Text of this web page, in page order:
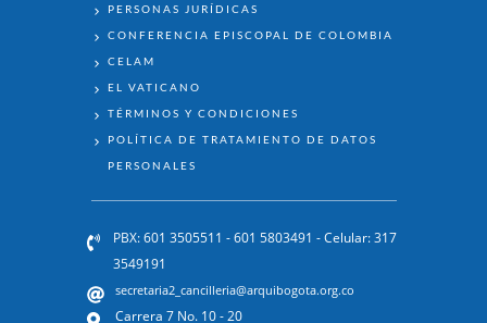
PERSONAS JURÍDICAS
CONFERENCIA EPISCOPAL DE COLOMBIA
CELAM
EL VATICANO
TÉRMINOS Y CONDICIONES
POLÍTICA DE TRATAMIENTO DE DATOS
PERSONALES
PBX: 601 3505511 - 601 5803491 - Celular: 317
3549191
secretaria2_cancilleria@arquibogota.org.co
Carrera 7 No. 10 - 20